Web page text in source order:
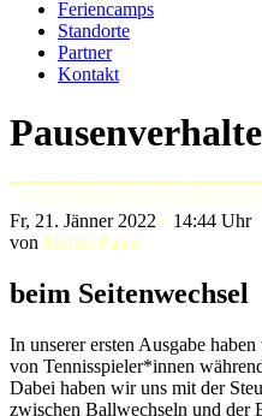
Feriencamps
Standorte
Partner
Kontakt
Fr, 21. Jänner 2022 • 14:44 Uhr
von Martin Pauer
beim Seitenwechsel
In unserer ersten Ausgabe
von Tennisspieler*innen
Dabei haben wir uns mit der
zwischen Ballwechseln und der